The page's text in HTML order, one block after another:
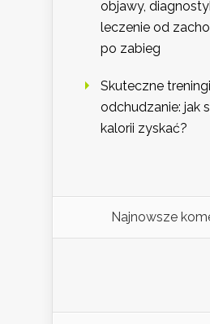
objawy,
leczenie od
po zabieg
Skuteczne
odchudzanie: jak
kalorii zyskać?
Najnowsze